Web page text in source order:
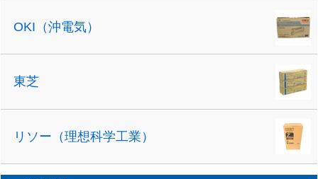
OKI（沖電気）
東芝
リソー（理想科学工業）